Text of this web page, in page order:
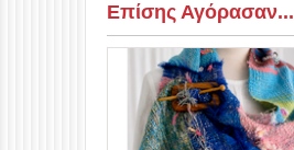
Επίσης Αγόρασαν...